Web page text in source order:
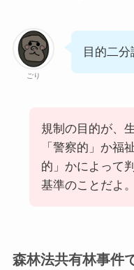
ごり
目的二分
規制の目的が、
「警察的」か福
的」かによって
基準のことだよ。
森林法共有林事件